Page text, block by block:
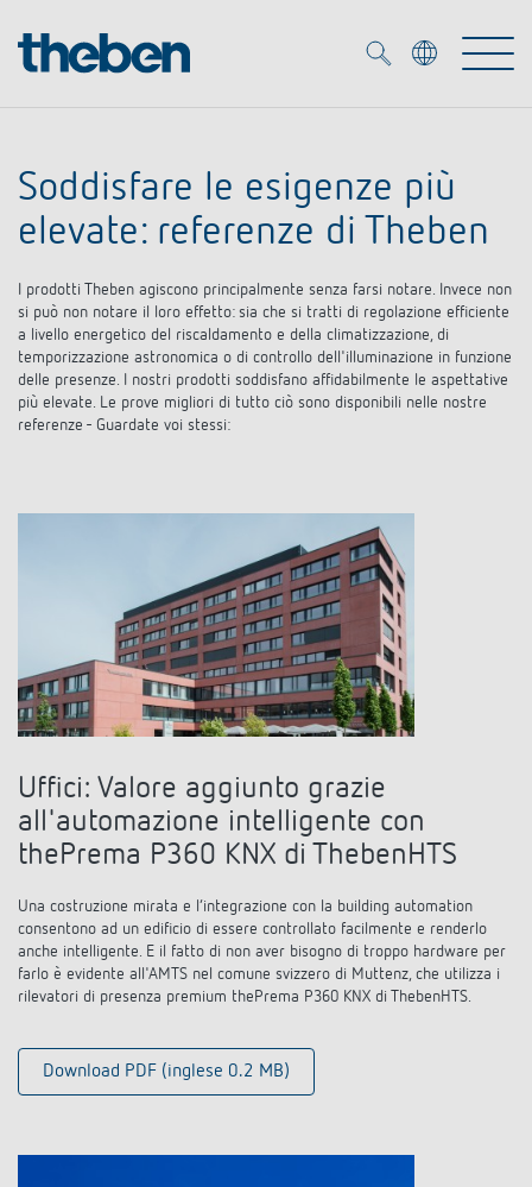
Prodotti
KNX
Smart Home
DALI
Regolazione del tempo e della luce
Climatizzazione
Accessori
Soluzioni OEM
Esperti OEM
Soluzioni
Controllo dell'illuminazione DALI-2
Comando delle lampade a LED
Sistemi KNX
Consigli sui sensori di CO2
Smart Metering (inglese)
Referenze
Le app di Theben
Relè passo-passo: l'illuminazione
efficiente e a costi vantaggiosi
Rilevatore di presenza e rilevatore di
Servizio
Cataloghi e brochure
Ordinazione catalogo
Seminari tecnici
Comunicati stampa
Portale BIM
Attualità
Cooperazione
Sostenibilità
Design
Storia
I vostri referenti presso Theben s.r.l.
Vicino a voi. L'assistenza tecnica
Come raggiungerci
Organizzazione commerciale
Ricerca prodotti
Mediateca
LUXORliving
Soddisfare le esigenze più
elevate: referenze di Theben
I prodotti Theben agiscono principalmente senza farsi notare. Invece non
si può non notare il loro effetto: sia che si tratti di regolazione efficiente
a livello energetico del riscaldamento e della climatizzazione, di
temporizzazione astronomica o di controllo dell'illuminazione in funzione
delle presenze. I nostri prodotti soddisfano affidabilmente le aspettative
più elevate. Le prove migliori di tutto ciò sono disponibili nelle nostre
referenze - Guardate voi stessi:
Uffici: Valore aggiunto grazie
all'automazione intelligente con
thePrema P360 KNX di ThebenHTS
Una costruzione mirata e l’integrazione con la building automation
consentono ad un edificio di essere controllato facilmente e renderlo
anche intelligente. E il fatto di non aver bisogno di troppo hardware per
farlo è evidente all'AMTS nel comune svizzero di Muttenz, che utilizza i
rilevatori di presenza premium thePrema P360 KNX di ThebenHTS.
Download PDF (inglese 0.2 MB)